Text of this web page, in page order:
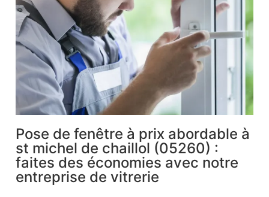
Pose de fenêtre à prix abordable à
st michel de chaillol (05260) :
faites des économies avec notre
entreprise de vitrerie